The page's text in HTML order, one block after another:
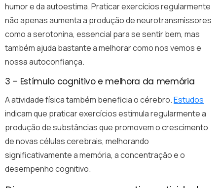
humor e da autoestima. Praticar exercícios regularmente
não apenas aumenta a produção de neurotransmissores
como a serotonina, essencial para se sentir bem, mas
também ajuda bastante a melhorar como nos vemos e
nossa autoconfiança.
3 – Estímulo cognitivo e melhora da memória
A atividade física também beneficia o cérebro.Estudos
indicam que praticar exercícios estimula regularmente a
produção de substâncias que promovem o crescimento
de novas células cerebrais, melhorando
significativamente a memória, a concentração e o
desempenho cognitivo.